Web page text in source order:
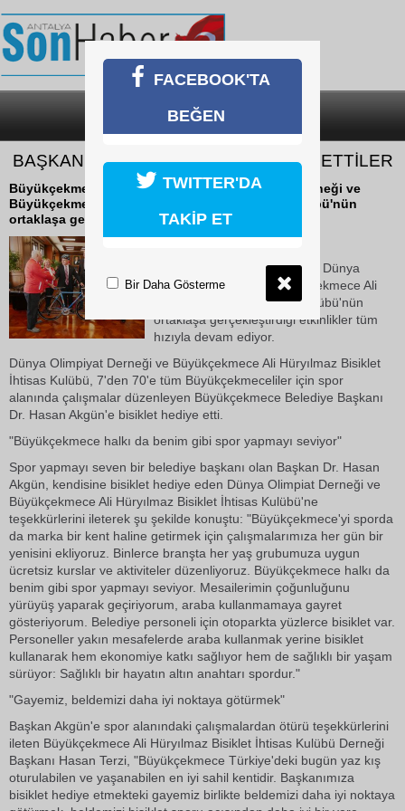
SON DAKİKA
BAŞKAN AKGÜN’E BİSİKLET HEDİYE ETTİLER
Büyükçekmece Belediyesi ve Dünya Olimpian Derneği ve
Büyükçekmece Ali Hüryılmaz Bisiklet İhtisas Kulübü'nün
ortaklaşa gerçekleştirdiği etkinlikler...
Büyükçekmece Belediyesi ve Dünya
Olimpian Derneği ve Büyükçekmece Ali
Hüryılmaz Bisiklet İhtisas Kulübü'nün
ortaklaşa gerçekleştirdiği etkinlikler tüm
hızıyla devam ediyor.
Dünya Olimpiyat Derneği ve Büyükçekmece Ali Hüryılmaz Bisiklet
İhtisas Kulübü, 7'den 70'e tüm Büyükçekmeceliler için spor
alanında çalışmalar düzenleyen Büyükçekmece Belediye Başkanı
Dr. Hasan Akgün'e bisiklet hediye etti.
"Büyükçekmece halkı da benim gibi spor yapmayı seviyor"
Spor yapmayı seven bir belediye başkanı olan Başkan Dr. Hasan
Akgün, kendisine bisiklet hediye eden Dünya Olimpiat Derneği ve
Büyükçekmece Ali Hüryılmaz Bisiklet İhtisas Kulübü'ne
teşekkürlerini ileterek şu şekilde konuştu: "Büyükçekmece'yi sporda
da marka bir kent haline getirmek için çalışmalarımıza her gün bir
yenisini ekliyoruz. Binlerce branşta her yaş grubumuza uygun
ücretsiz kurslar ve aktiviteler düzenliyoruz. Büyükçekmece halkı da
benim gibi spor yapmayı seviyor. Mesailerimin çoğunluğunu
yürüyüş yaparak geçiriyorum, araba kullanmamaya gayret
gösteriyorum. Belediye personeli için otoparkta yüzlerce bisiklet var.
Personeller yakın mesafelerde araba kullanmak yerine bisiklet
kullanarak hem ekonomiye katkı sağlıyor hem de sağlıklı bir yaşam
sürüyor: Sağlıklı bir hayatın altın anahtarı spordur."
"Gayemiz, beldemizi daha iyi noktaya götürmek"
Başkan Akgün'e spor alanındaki çalışmalardan ötürü teşekkürlerini
ileten Büyükçekmece Ali Hüryılmaz Bisiklet İhtisas Kulübü Derneği
Başkanı Hasan Terzi, "Büyükçekmece Türkiye'deki bugün yaz kış
oturulabilen ve yaşanabilen en iyi sahil kentidir. Başkanımıza
bisiklet hediye etmekteki gayemiz birlikte beldemizi daha iyi noktaya
FACEBOOK'TA
BEĞEN
TWITTER'DA
TAKİP ET
Bir Daha Gösterme